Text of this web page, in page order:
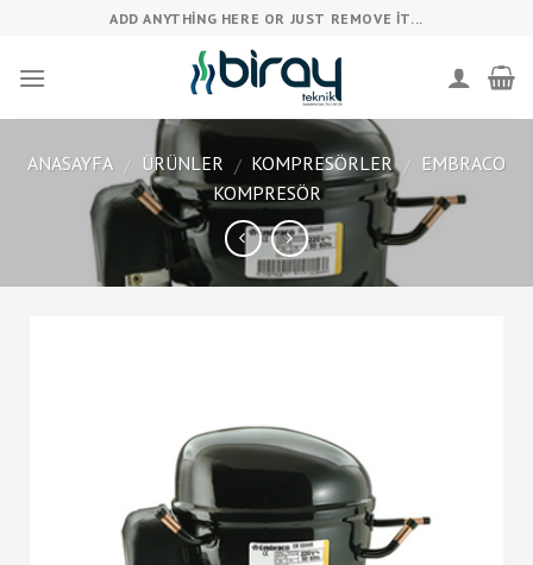
content
ADD ANYTHING HERE OR JUST REMOVE IT...
ANASAYFA / ÜRÜNLER / KOMPRESÖRLER / EMBRACO
KOMPRESÖR